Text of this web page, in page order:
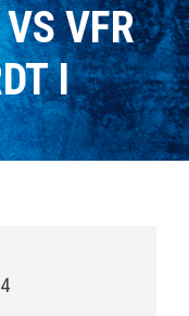
VFR
I